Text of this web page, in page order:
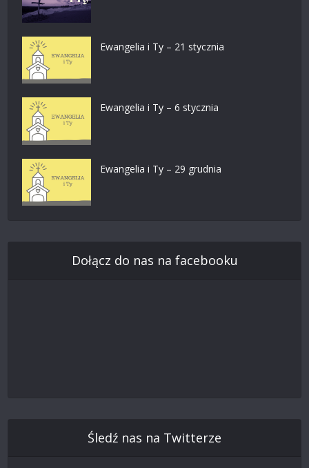
Ewangelia i Ty – 21 stycznia
Ewangelia i Ty – 6 stycznia
Ewangelia i Ty – 29 grudnia
Dołącz do nas na facebooku
Śledź nas na Twitterze